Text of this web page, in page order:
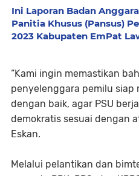
Ini Laporan Badan
Panitia Khusus (Pansus)
2023 Kabupaten EmPat
“Kami ingin memastikan
penyelenggara pemilu siap
dengan baik, agar PSU
demokratis sesuai dengan
Eskan.
Melalui pelantikan dan